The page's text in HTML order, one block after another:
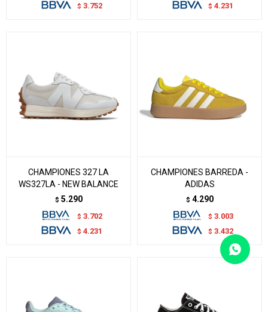
$ 3.752 $ 4.231
CHAMPIONES 327 LA
WS327LA - NEW BALANCE
$ 5.290
$ 3.702
$ 4.231
CHAMPIONES BARREDA -
ADIDAS
$ 4.290
$ 3.003
$ 3.432